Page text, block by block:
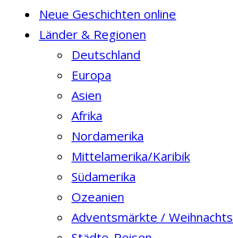
Neue Geschichten online
Länder & Regionen
Deutschland
Europa
Asien
Afrika
Nordamerika
Mittelamerika/Karibik
Südamerika
Ozeanien
Adventsmärkte /